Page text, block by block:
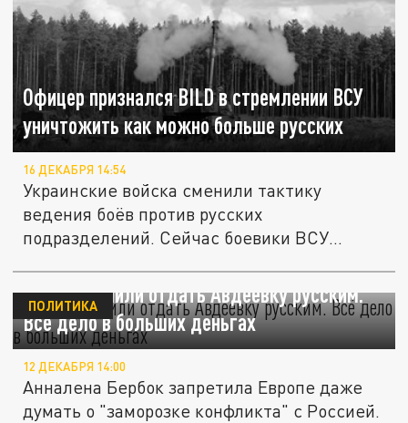
Офицер признался BILD в стремлении ВСУ
уничтожить как можно больше русских
16 ДЕКАБРЯ 14:54
Украинские войска сменили тактику
ведения боёв против русских
подразделений. Сейчас боевики ВСУ
Немцы решили отдать Авдеевку русским.
Всё дело в больших деньгах
ПОЛИТИКА
12 ДЕКАБРЯ 14:00
Анналена Бербок запретила Европе даже
думать о "заморозке конфликта" с Россией.